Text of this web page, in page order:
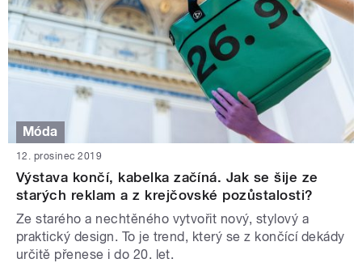
Móda
12. prosinec 2019
Výstava končí, kabelka začíná. Jak se šije ze
starých reklam a z krejčovské pozůstalosti?
Ze starého a nechtěného vytvořit nový, stylový a
praktický design. To je trend, který se z končící dekády
určitě přenese i do 20. let.